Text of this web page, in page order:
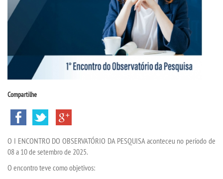
VESTIBULAR
Compartilhe
O I ENCONTRO DO OBSERVATÓRIO DA PESQUISA aconteceu no período de
08 a 10 de setembro de 2025.
O encontro teve como objetivos: